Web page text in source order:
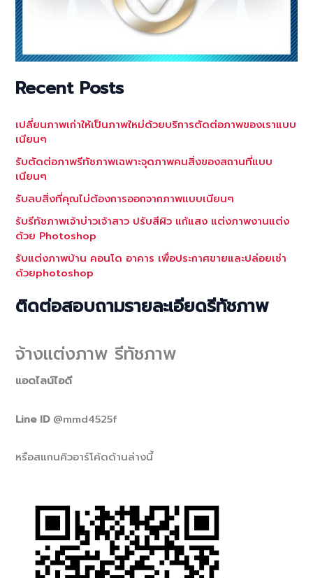
Recent Posts
เปลี่ยนภาพเก่าให้เป็นภาพใหม่ด้วยบริการตัดต่อภาพของเราแบบ
เนียนๆ
รับตัดต่อภาพรีทัชภาพเฉพาะจุดภาพคนสิ่งของสถานที่แบบ
เนียนๆ
รับลบสิ่งที่คุณไม่ต้องการออกจากภาพแบบเนียนๆ
รับรีทัชภาพเจ้าบ่าวเจ้าสาว ปรับสีผิว แก้แสง แต่งภาพงานแต่ง
ด้วย Photoshop
รับแต่งภาพบ้าน คอนโด อาคาร เพื่อประกาศขายและปล่อยเช่า
ด้วยphotoshop
ติดต่อสอบถามรายละเอียดรีทัชภาพ
จ้างแต่งภาพ รีทัชภาพ
แอดไลน์ไอดี
Line ID @mmd4525f
หรือสแกนคิวอาร์โค้ดด้านล่างนี้